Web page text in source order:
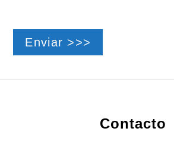
Contacto